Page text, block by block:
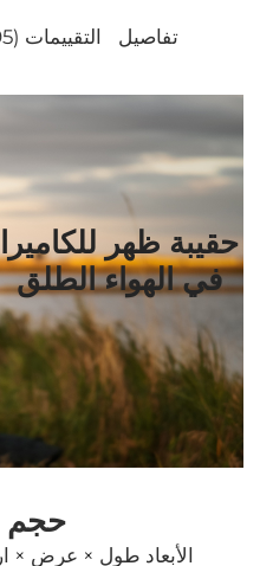
تفاصيل التقييمات (195)
حقيبة ظهر للكاميرا
في الهواء الطلق
حجم
الأبعاد طول × عرض × ارتفاع